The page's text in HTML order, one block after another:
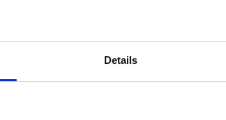
Details
« vorherige Seite